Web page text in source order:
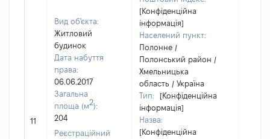
11
Вид об'єкта:
Житловий
будинок
Дата набуття
права:
06.06.2017
Загальна
площа (м2):
204
Реєстраційний
[Конфіденційна
інформація]
Населений пункт:
Полонне /
Полонський район /
Хмельницька
область / Україна
Тип:
[Конфіденційна
інформація]
Назва:
[Конфіденційна